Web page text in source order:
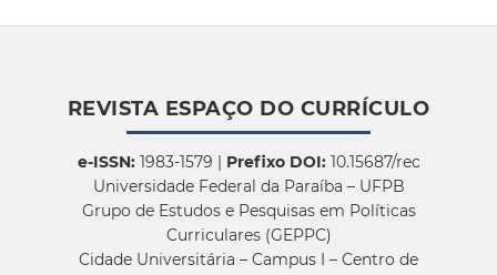
REVISTA ESPAÇO DO CURRÍCULO
e-ISSN:1983-1579 | Prefixo DOI:10.15687/rec
Universidade Federal da Paraíba – UFPB
Grupo de Estudos e Pesquisas em Políticas
Curriculares (GEPPC)
Cidade Universitária – Campus I – Centro de